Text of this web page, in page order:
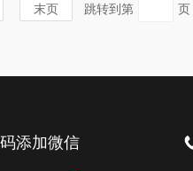
末页 跳转到第 页
添加微信